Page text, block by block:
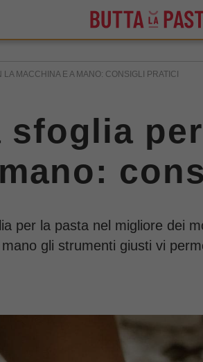
MACCHINA E A MANO: CONSIGLI PRATICI
sfoglia
per la pasta nel migliore dei
gli strumenti giusti vi